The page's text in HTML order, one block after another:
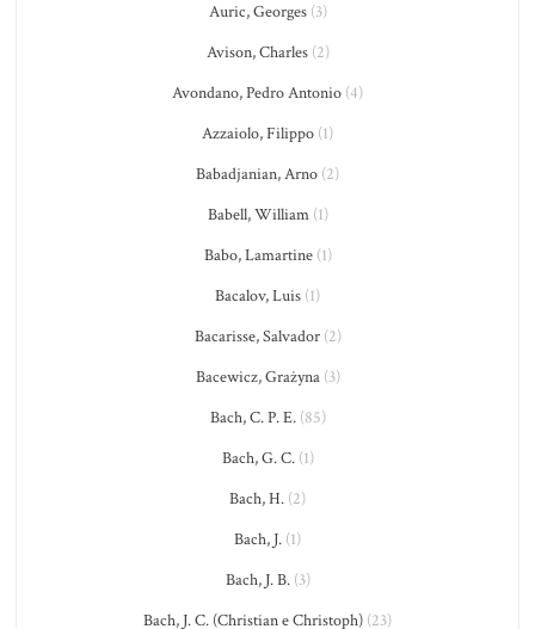
Auric, Georges(3)
Avison, Charles(2)
Avondano, Pedro Antonio (4)
Azzaiolo, Filippo (1)
Babadjanian, Arno (2)
Babell, William(1)
Babo, Lamartine(1)
Bacalov, Luis (1)
Bacarisse, Salvador(2)
Bacewicz, Grażyna(3)
Bach, C. P. E.(85)
Bach, G. C.(1)
Bach, H. (2)
Bach, J. (1)
Bach, J. B.(3)
Bach, J. C. (Christian e Christoph) (23)